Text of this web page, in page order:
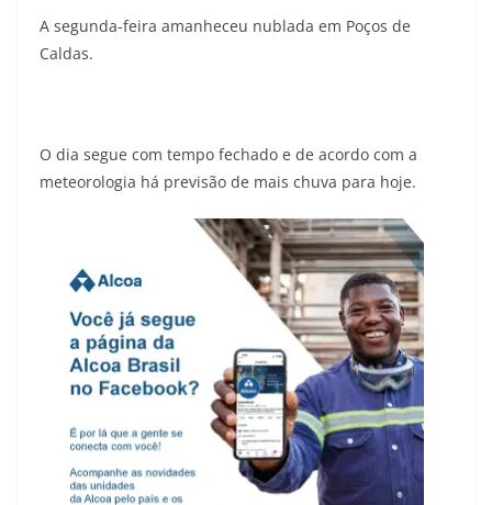
A segunda-feira amanheceu nublada em Poços de
Caldas.
O dia segue com tempo fechado e de acordo com a
meteorologia há previsão de mais chuva para hoje.